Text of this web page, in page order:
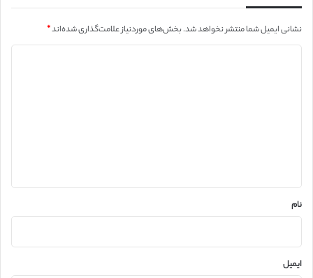
نشانی ایمیل شما منتشر نخواهد شد.بخش‌های موردنیاز علامت‌گذاری شده‌اند*
نام
ایمیل